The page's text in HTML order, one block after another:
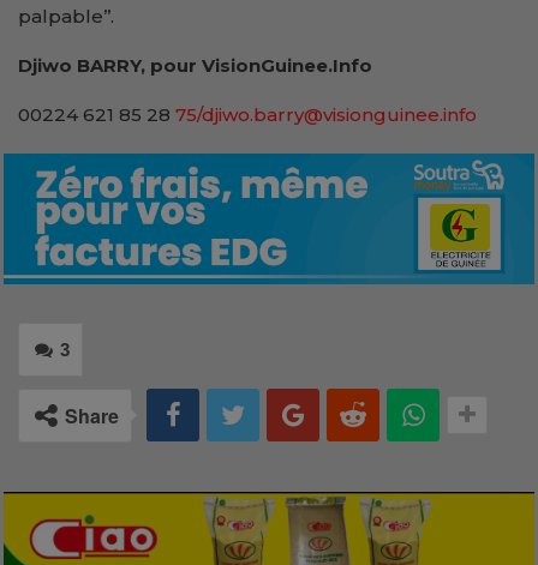
palpable’’.
Djiwo BARRY, pour VisionGuinee.Info
00224 621 85 28 75/djiwo.barry@visionguinee.info
3
Share